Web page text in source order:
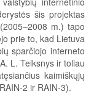
šis projektas
m.) tapo
prie to, kad Lietuva
sparčiojo interneto
L. Telksnys ir toliau
kaimiškųjų
2 ir RAIN-3).